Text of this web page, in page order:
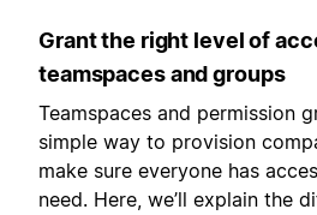
Grant the right level of
teamspaces and groups
Teamspaces and permission
simple way to provision
make sure everyone has
need. Here, we’ll explain the